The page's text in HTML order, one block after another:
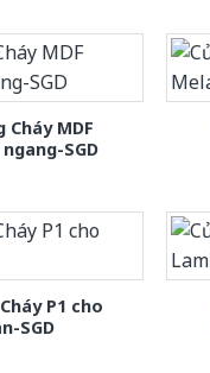
Cháy MDF
SGD
P1 cho
SGD